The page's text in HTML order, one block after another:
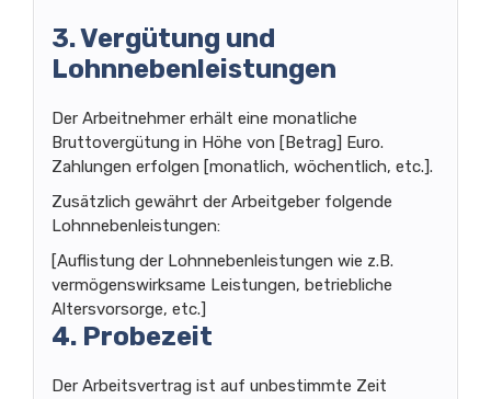
3. Vergütung und
Lohnnebenleistungen
Der Arbeitnehmer erhält eine monatliche
Bruttovergütung in Höhe von [Betrag] Euro.
Zahlungen erfolgen [monatlich, wöchentlich, etc.].
Zusätzlich gewährt der Arbeitgeber folgende
Lohnnebenleistungen:
[Auflistung der Lohnnebenleistungen wie z.B.
vermögenswirksame Leistungen, betriebliche
Altersvorsorge, etc.]
4. Probezeit
Der Arbeitsvertrag ist auf unbestimmte Zeit